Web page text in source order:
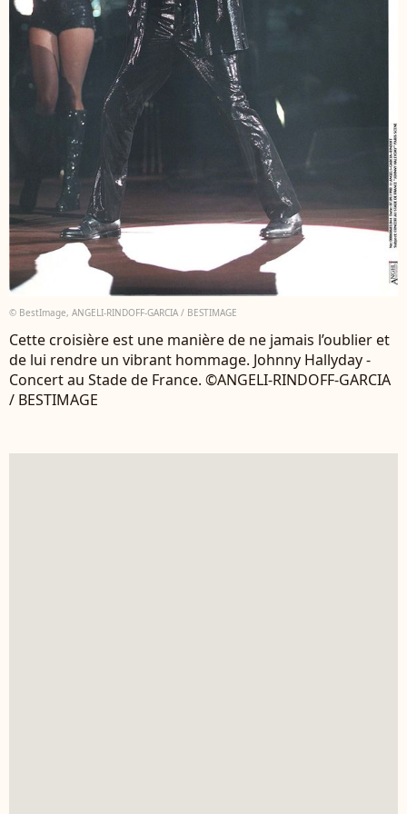
© BestImage, ANGELI-RINDOFF-GARCIA / BESTIMAGE
Cette croisière est une manière de ne jamais l’oublier et
de lui rendre un vibrant hommage. Johnny Hallyday -
Concert au Stade de France. ©ANGELI-RINDOFF-GARCIA
/ BESTIMAGE